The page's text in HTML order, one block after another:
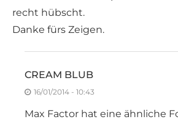
recht hübscht.
Danke fürs Zeigen.
CREAM BLUB
16/01/2014 - 10:43
Max Factor hat eine ähnliche